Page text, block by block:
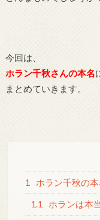
今回は、
ホラン千秋さんの本名
まとめていきます。
1 ホラン千秋の
1.1 ホランは本